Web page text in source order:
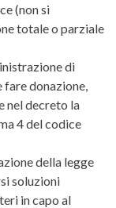
(non si
totale o parziale
di
donazione,
nel decreto la
4 del codice
della legge
soluzioni
in capo al